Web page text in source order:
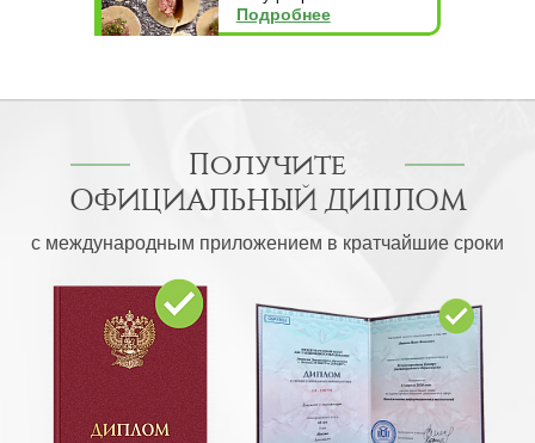
Подробнее
Получите
ОФИЦИАЛЬНЫЙ ДИПЛОМ
с международным приложением в кратчайшие сроки